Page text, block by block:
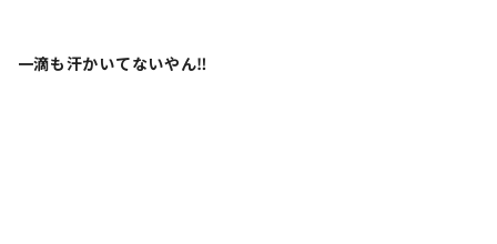
一滴も汗かいてないやん‼️